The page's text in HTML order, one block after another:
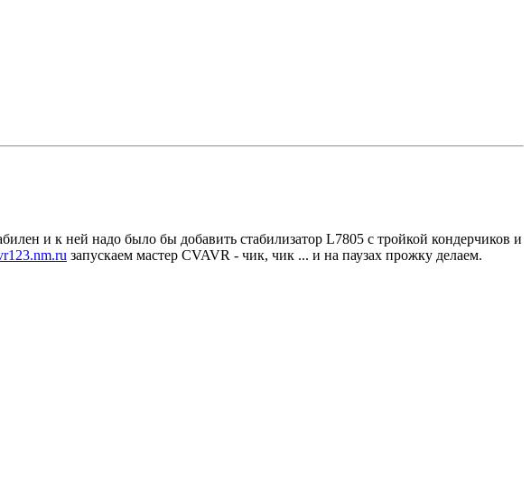
и к ней надо было бы добавить стабилизатор L7805 с тройкой кондерчиков и
запускаем мастер CVAVR - чик, чик ... и на паузах прожку делаем.